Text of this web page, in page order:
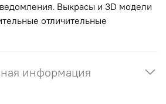
Выкрасы и 3D модели
отличительные
информация